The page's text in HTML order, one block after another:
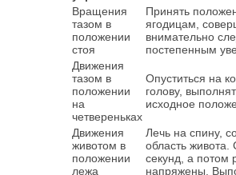
Вращения
тазом в
положении
стоя
Принять
ягодицам,
внимательно
постепенным
Движения
тазом в
положении
на
четвереньках
Опуститься на
голову,
исходное
Движения
животом в
положении
лежа
Лечь на спину,
область живота.
секунд, а потом
напряжены.